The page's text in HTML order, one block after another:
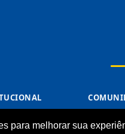
para melhorar suaCliente